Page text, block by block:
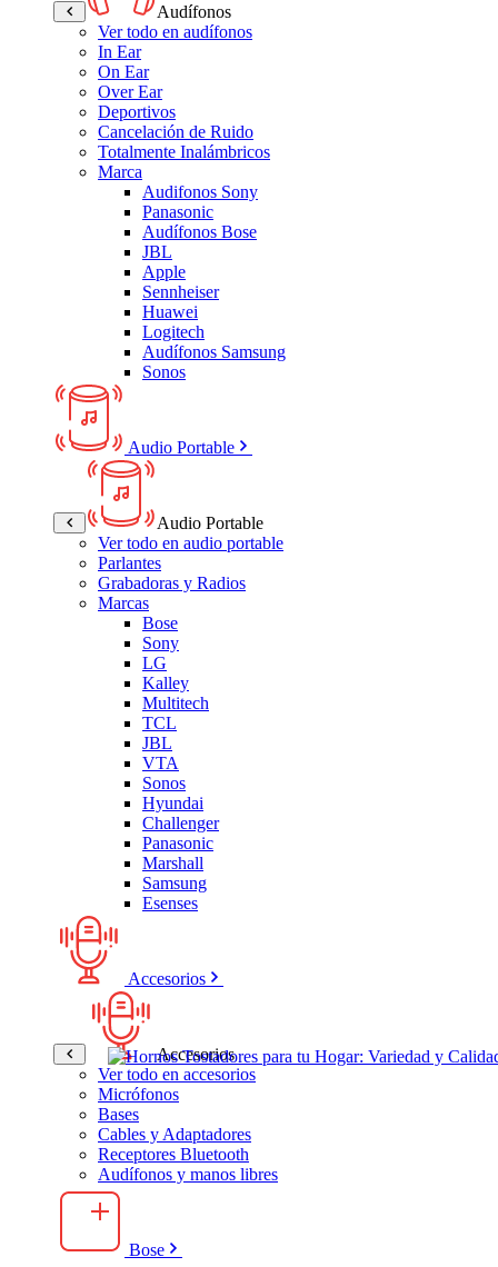
Audífonos
Ver todo en audífonos
In Ear
On Ear
Over Ear
Deportivos
Cancelación de Ruido
Totalmente Inalámbricos
Marca
Audifonos Sony
Panasonic
Audífonos Bose
JBL
Apple
Sennheiser
Huawei
Logitech
Audífonos Samsung
Sonos
Audio Portable
Audio Portable
Ver todo en audio portable
Parlantes
Grabadoras y Radios
Marcas
Bose
Sony
LG
Kalley
Multitech
TCL
JBL
VTA
Sonos
Hyundai
Challenger
Panasonic
Marshall
Samsung
Esenses
Accesorios
Accesorios
Ver todo en accesorios
Micrófonos
Bases
Cables y Adaptadores
Receptores Bluetooth
Audífonos y manos libres
Bose